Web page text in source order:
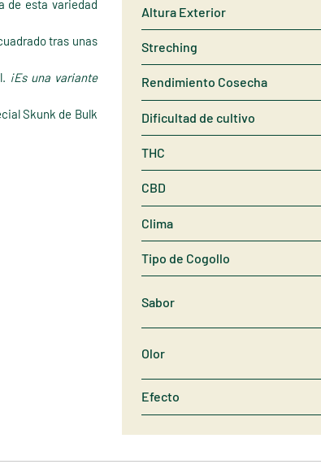
de esta variedad
tras unas
¡Es una variante
Skunk de Bulk
Altura Exterior
Streching
Rendimiento Cosecha
Dificultad de cultivo
THC
CBD
Clima
Tipo de Cogollo
Sabor
Olor
Efecto